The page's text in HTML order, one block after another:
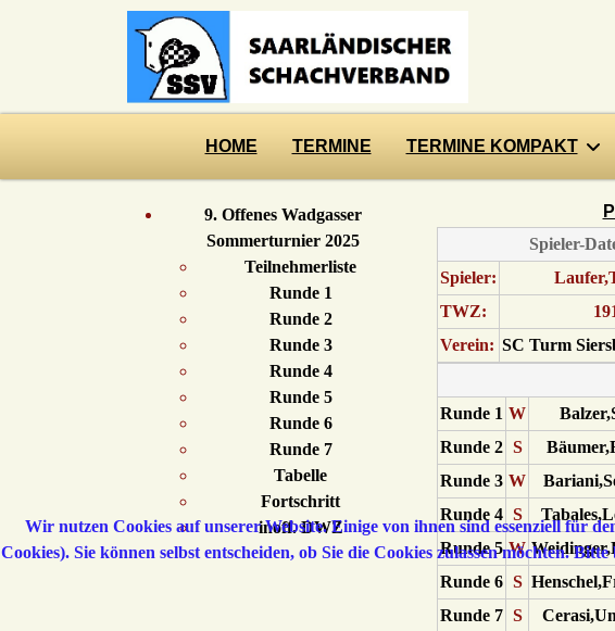
HOME TERMINE TERMINE KOMPAKT
9. Offenes Wadgasser
Sommerturnier 2025
Teilnehmerliste
Runde 1
Runde 2
Runde 3
Runde 4
Runde 5
Runde 6
Runde 7
Tabelle
Fortschritt
inoff. DWZ
Spieler-
Spieler:
TWZ:
Verein: SC Turm
Runde 1 W
Runde 2 S
Runde 3 W
Runde 4 S
Runde 5 W
Runde 6 S
Runde 7 S
Wir nutzen Cookies auf unserer Website. Einige von ihnen sind essenziell für
Cookies). Sie können selbst entscheiden, ob Sie die Cookies zulassen möchten.